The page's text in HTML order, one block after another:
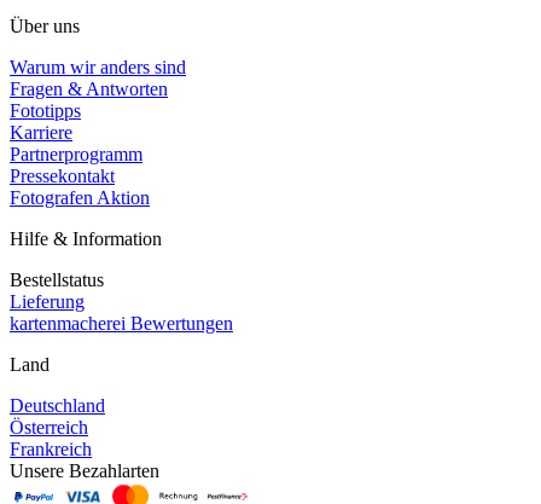
Über uns
Warum wir anders sind
Fragen & Antworten
Fototipps
Karriere
Partnerprogramm
Pressekontakt
Fotografen Aktion
Hilfe & Information
Bestellstatus
Lieferung
kartenmacherei Bewertungen
Land
Deutschland
Österreich
Frankreich
Unsere Bezahlarten